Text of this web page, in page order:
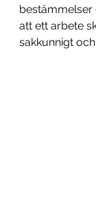
bestämmelser
att ett arbete
sakkunnigt